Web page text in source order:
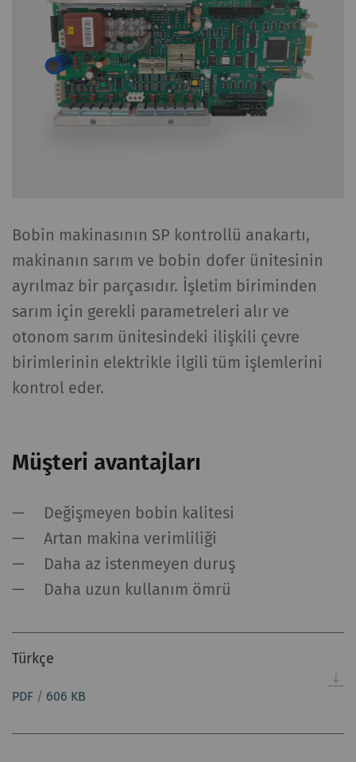
Bobin makinasının SP kontrollü anakartı,
makinanın sarım ve bobin dofer ünitesinin
ayrılmaz bir parçasıdır. İşletim biriminden
sarım için gerekli parametreleri alır ve
otonom sarım ünitesindeki ilişkili çevre
birimlerinin elektrikle ilgili tüm işlemlerini
kontrol eder.
Müşteri avantajları
Değişmeyen bobin kalitesi
Artan makina verimliliği
Daha az istenmeyen duruş
Daha uzun kullanım ömrü
Türkçe
PDF / 606 KB